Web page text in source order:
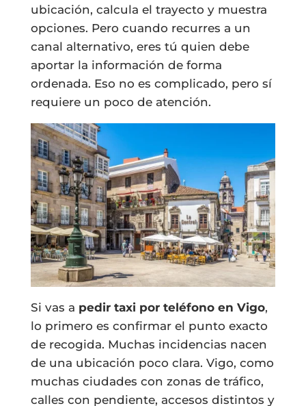
ubicación, calcula el trayecto y muestra
opciones. Pero cuando recurres a un
canal alternativo, eres tú quien debe
aportar la información de forma
ordenada. Eso no es complicado, pero sí
requiere un poco de atención.
Si vas a pedir taxi por teléfono en Vigo,
lo primero es confirmar el punto exacto
de recogida. Muchas incidencias nacen
de una ubicación poco clara. Vigo, como
muchas ciudades con zonas de tráfico,
calles con pendiente, accesos distintos y